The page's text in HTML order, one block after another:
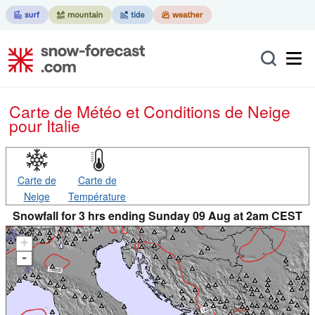
Carte de Météo et Conditions de Neige
pour Italie
Carte de
Neige
Carte de
Température
Snowfall for 3 hrs ending Sunday 09 Aug at 2am CEST
+
-